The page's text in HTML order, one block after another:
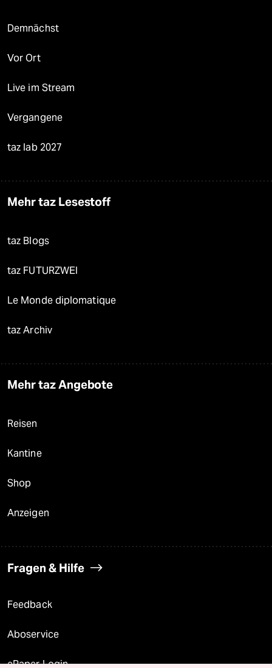
Demnächst
Vor Ort
Live im Stream
Vergangene
taz lab 2027
Mehr taz Lesestoff
taz Blogs
taz FUTURZWEI
Le Monde diplomatique
taz Archiv
Mehr taz Angebote
Reisen
Kantine
Shop
Anzeigen
Fragen & Hilfe
Feedback
Aboservice
ePaper Login